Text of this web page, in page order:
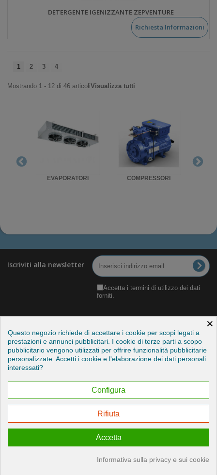
DETERGENTE IGENIZZANTE ZEPVENTURE
Richiesta Informazioni
1 2 3 4
Mostrando 1 - 12 di 46 articoliVisualizza tutti
EVAPORATORI COMPRESSORI
Iscriviti alla newsletter
Accetta i termini di utilizzo dei dati
forniti.
Categorie
Informazioni
×
Questo negozio richiede di accettare i cookie per scopi legati a
prestazioni e annunci pubblicitari. I cookie di terze parti a scopo
pubblicitario vengono utilizzati per offrire funzionalità pubblicitarie
personalizzate. Accetti i cookie e l'elaborazione dei dati personali
interessati?
Configura
Rifiuta
Accetta
Informativa sulla privacy e sui cookie